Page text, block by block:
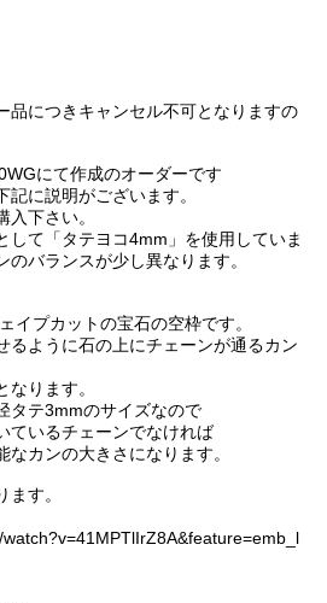
品につきキャンセル不可となりますの
にて作成のオーダーです
に説明がございます。
下さい。
て「タテヨコ4mm」を使用していま
バランスが少し異なります。
イプカットの宝石の空枠です。
るように石の上にチェーンが通るカン
ります。
タテ3mmのサイズなので
ているチェーンでなければ
カンの大きさになります。
す。